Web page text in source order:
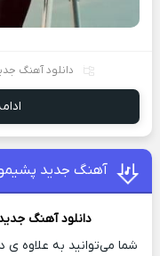
دانلود آهنگ
آهنگ جدید
دانلود آهنگ
شما می‌توانید به علاوه